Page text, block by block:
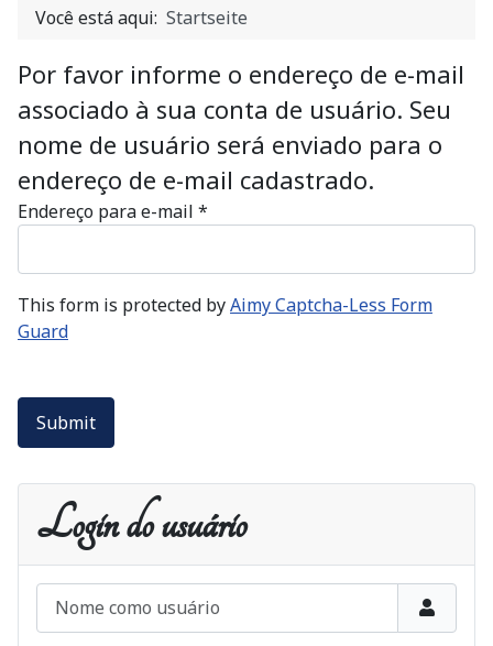
Você está aqui: Startseite
Por favor informe o endereço de e-mail
associado à sua conta de usuário. Seu
nome de usuário será enviado para o
endereço de e-mail cadastrado.
Endereço para e-mail *
This form is protected byAimy Captcha-Less Form
Guard
Submit
Login do usuário
Nome como usuário